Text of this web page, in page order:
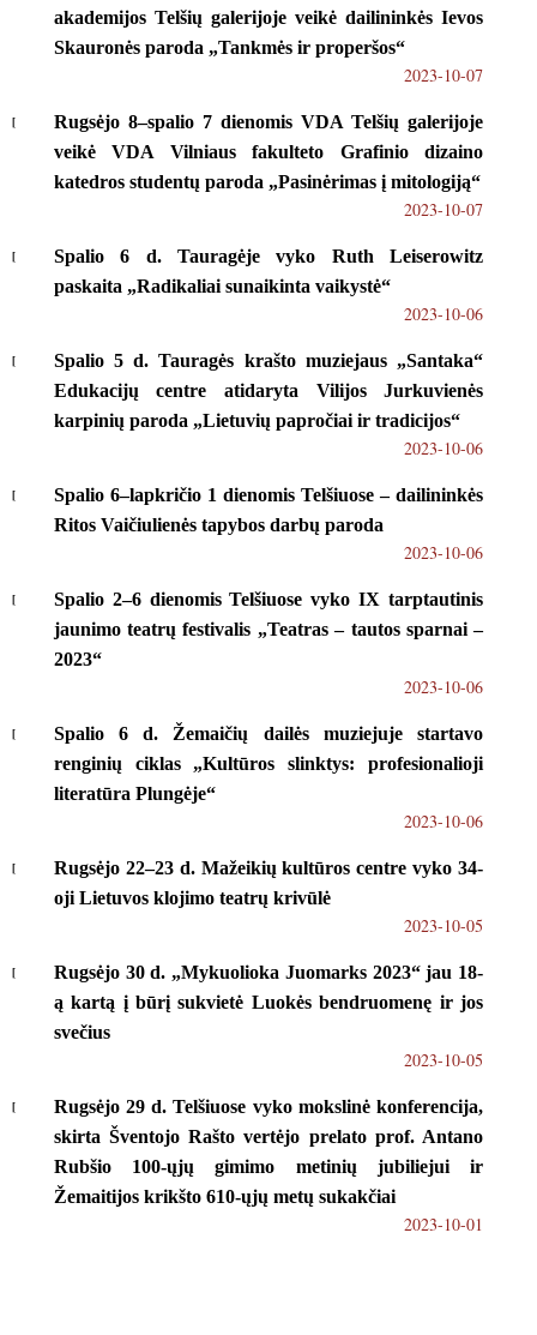
akademijos Telšių galerijoje veikė dailininkės Ievos
Skauronės paroda „Tankmės ir properšos“
2023-10-07
Rugsėjo 8–spalio 7 dienomis VDA Telšių galerijoje
veikė VDA Vilniaus fakulteto Grafinio dizaino
katedros studentų paroda „Pasinėrimas į mitologiją“
2023-10-07
Spalio 6 d. Tauragėje vyko Ruth Leiserowitz
paskaita „Radikaliai sunaikinta vaikystė“
2023-10-06
Spalio 5 d. Tauragės krašto muziejaus „Santaka“
Edukacijų centre atidaryta Vilijos Jurkuvienės
karpinių paroda „Lietuvių papročiai ir tradicijos“
2023-10-06
Spalio 6–lapkričio 1 dienomis Telšiuose – dailininkės
Ritos Vaičiulienės tapybos darbų paroda
2023-10-06
Spalio 2–6 dienomis Telšiuose vyko IX tarptautinis
jaunimo teatrų festivalis „Teatras – tautos sparnai –
2023“
2023-10-06
Spalio 6 d. Žemaičių dailės muziejuje startavo
renginių ciklas „Kultūros slinktys: profesionalioji
literatūra Plungėje“
2023-10-06
Rugsėjo 22–23 d. Mažeikių kultūros centre vyko 34-
oji Lietuvos klojimo teatrų krivūlė
2023-10-05
Rugsėjo 30 d. „Mykuolioka Juomarks 2023“ jau 18-
ą kartą į būrį sukvietė Luokės bendruomenę ir jos
svečius
2023-10-05
Rugsėjo 29 d. Telšiuose vyko mokslinė konferencija,
skirta Šventojo Rašto vertėjo prelato prof. Antano
Rubšio 100-ųjų gimimo metinių jubiliejui ir
Žemaitijos krikšto 610-ųjų metų sukakčiai
2023-10-01